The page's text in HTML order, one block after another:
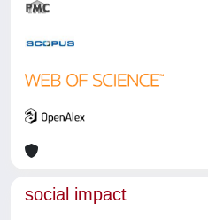
social impact